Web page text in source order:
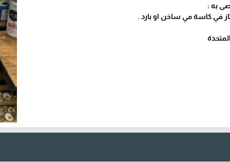
به :
في كاسة مي ساخن او بارد .